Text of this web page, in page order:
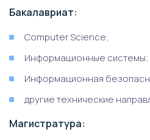
Новый колледж
Бакалавриат:
Computer Science;
Информационные системы;
Информационная
другие технические
Магистратура: